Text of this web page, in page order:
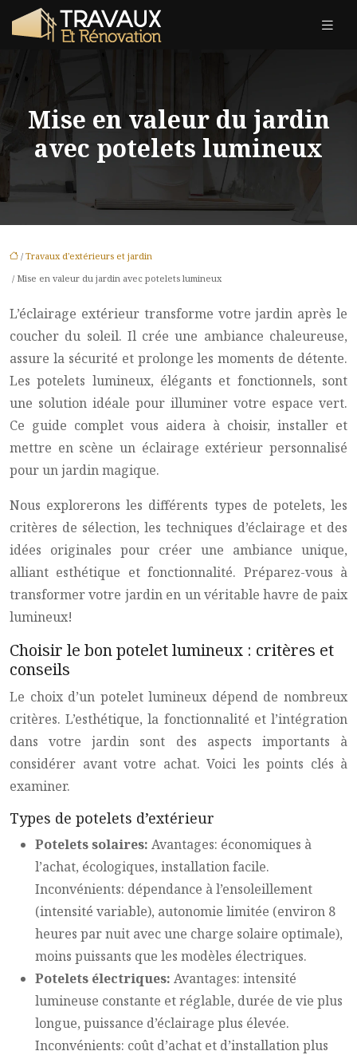
Mise en valeur du jardin
avec potelets lumineux
/ Travaux d'extérieurs et jardin
/ Mise en valeur du jardin avec potelets lumineux
L’éclairage extérieur transforme votre jardin après le
coucher du soleil. Il crée une ambiance chaleureuse,
assure la sécurité et prolonge les moments de détente.
Les potelets lumineux, élégants et fonctionnels, sont
une solution idéale pour illuminer votre espace vert.
Ce guide complet vous aidera à choisir, installer et
mettre en scène un éclairage extérieur personnalisé
pour un jardin magique.
Nous explorerons les différents types de potelets, les
critères de sélection, les techniques d’éclairage et des
idées originales pour créer une ambiance unique,
alliant esthétique et fonctionnalité. Préparez-vous à
transformer votre jardin en un véritable havre de paix
lumineux!
Choisir le bon potelet lumineux : critères et
conseils
Le choix d’un potelet lumineux dépend de nombreux
critères. L’esthétique, la fonctionnalité et l’intégration
dans votre jardin sont des aspects importants à
considérer avant votre achat. Voici les points clés à
examiner.
Types de potelets d’extérieur
Potelets solaires: Avantages: économiques à
l’achat, écologiques, installation facile.
Inconvénients: dépendance à l’ensoleillement
(intensité variable), autonomie limitée (environ 8
heures par nuit avec une charge solaire optimale),
moins puissants que les modèles électriques.
Potelets électriques: Avantages: intensité
lumineuse constante et réglable, durée de vie plus
longue, puissance d’éclairage plus élevée.
Inconvénients: coût d’achat et d’installation plus